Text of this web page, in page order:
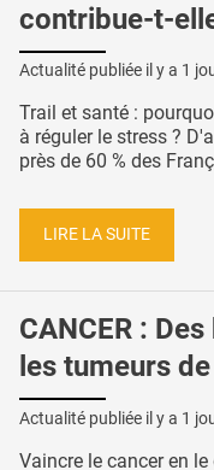
contribue-t-
Actualité publiée il y a 1
Trail et santé :
à réguler le stress ?
près de 60 % des
LIRE LA SUITE
CANCER :
les tumeurs
Actualité publiée il y a 1
Vaincre le cancer en